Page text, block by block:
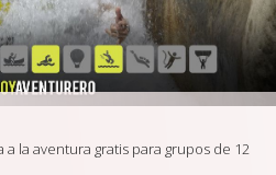
la aventura gratis para grupos de 12